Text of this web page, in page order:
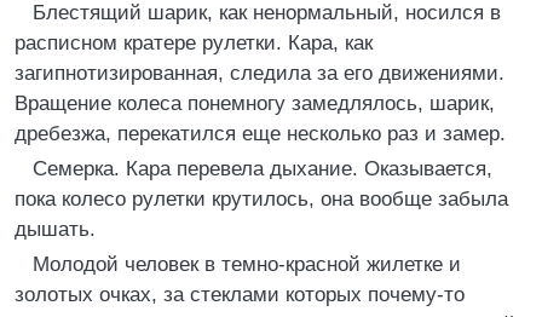
Блестящий шарик, как ненормальный, носился в
расписном кратере рулетки. Кара, как
загипнотизированная, следила за его движениями.
Вращение колеса понемногу замедлялось, шарик,
дребезжа, перекатился еще несколько раз и замер.
Семерка. Кара перевела дыхание. Оказывается,
пока колесо рулетки крутилось, она вообще забыла
дышать.
Молодой человек в темно-красной жилетке и
золотых очках, за стеклами которых почему-то